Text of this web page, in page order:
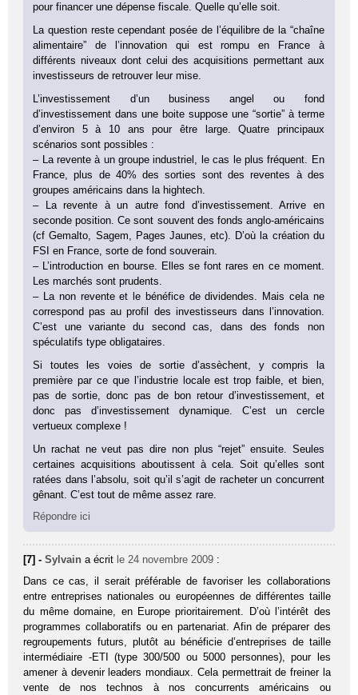
pour financer une dépense fiscale. Quelle qu’elle soit.
La question reste cependant posée de l’équilibre de la “chaîne
alimentaire” de l’innovation qui est rompu en France à
différents niveaux dont celui des acquisitions permettant aux
investisseurs de retrouver leur mise.
L’investissement d’un business angel ou fond
d’investissement dans une boite suppose une “sortie” à terme
d’environ 5 à 10 ans pour être large. Quatre principaux
scénarios sont possibles :
– La revente à un groupe industriel, le cas le plus fréquent. En
France, plus de 40% des sorties sont des reventes à des
groupes américains dans la hightech.
– La revente à un autre fond d’investissement. Arrive en
seconde position. Ce sont souvent des fonds anglo-américains
(cf Gemalto, Sagem, Pages Jaunes, etc). D’où la création du
FSI en France, sorte de fond souverain.
– L’introduction en bourse. Elles se font rares en ce moment.
Les marchés sont prudents.
– La non revente et le bénéfice de dividendes. Mais cela ne
correspond pas au profil des investisseurs dans l’innovation.
C’est une variante du second cas, dans des fonds non
spéculatifs type obligataires.
Si toutes les voies de sortie d’assèchent, y compris la
première par ce que l’industrie locale est trop faible, et bien,
pas de sortie, donc pas de bon retour d’investissement, et
donc pas d’investissement dynamique. C’est un cercle
vertueux complexe !
Un rachat ne veut pas dire non plus “rejet” ensuite. Seules
certaines acquisitions aboutissent à cela. Soit qu’elles sont
ratées dans l’absolu, soit qu’il s’agit de racheter un concurrent
gênant. C’est tout de même assez rare.
Répondre ici
[7] -Sylvain a écrit le 24 novembre 2009 :
Dans ce cas, il serait préférable de favoriser les collaborations
entre entreprises nationales ou européennes de différentes taille
du même domaine, en Europe prioritairement. D’où l’intérêt des
programmes collaboratifs ou en partenariat. Afin de préparer des
regroupements futurs, plutôt au bénéficie d’entreprises de taille
intermédiaire -ETI (type 300/500 ou 5000 personnes), pour les
amener à devenir leaders mondiaux. Cela permettrait de freiner la
vente de nos technos à nos concurrents américains ou